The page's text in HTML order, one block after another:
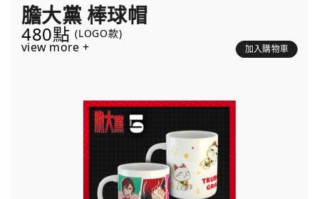
膽大黨 棒球帽
480點 (LOGO款)
view more + 加入購物車